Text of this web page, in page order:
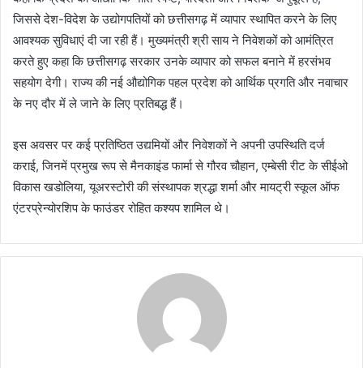
जिससे देश-विदेश के उद्योगपतियों को छत्तीसगढ़ में व्यापार स्थापित करने के लिए
आवश्यक सुविधाएं दी जा रही हैं। मुख्यमंत्री श्री साय ने निवेशकों को आमंत्रित
करते हुए कहा कि छत्तीसगढ़ सरकार उनके व्यापार को सफल बनाने में हरसंभव
सहयोग देगी। राज्य की नई औद्योगिक पहल प्रदेश को आर्थिक प्रगति और नवाचार
के नए दौर में ले जाने के लिए प्रतिबद्ध हैं।
इस अवसर पर कई प्रतिष्ठित उद्यमियों और निवेशकों ने अपनी उपस्थिति दर्ज
कराई, जिनमें प्रमुख रूप से मैनकाइंड फार्मा से गौरव चौहान, एम्बेसी रीट के सीईओ
विकास खडोलिया, यूअरस्टोरी की संस्थापक श्रद्धा शर्मा और मायट्री स्कूल ऑफ
एंटरप्रेन्योरशिप के फाउंडर रोहित कश्यप शामिल थे।